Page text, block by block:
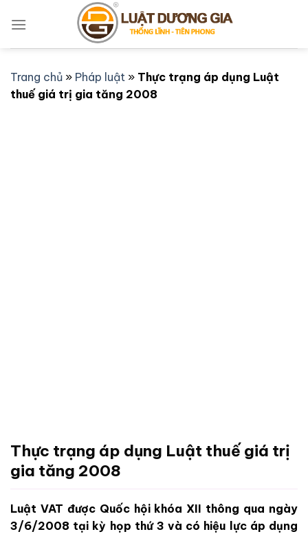
qua
Trang chủ » Pháp luật » Thực trạng áp dụng Luật
thuế giá trị gia tăng 2008
Thực trạng áp dụng Luật thuế giá trị
gia tăng 2008
Luật VAT được Quốc hội khóa XII thông qua ngày
3/6/2008 tại kỳ họp thứ 3 và có hiệu lực áp dụng